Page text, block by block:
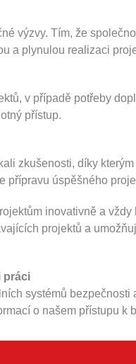
výzvy. Tím, že
a plynulou realizaci
v případě potřeby
přístup.
zkušenosti, díky
přípravu úspěšného
inovativně a
projektů a
práci
systémů
o našem přístupu k